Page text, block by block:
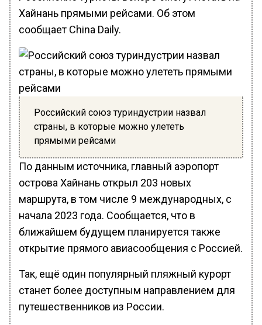
Хайнань прямыми рейсами. Об этом
сообщает China Daily.
Российский союз туриндустрии назвал
страны, в которые можно улететь
прямыми рейсами
По данным источника, главный аэропорт
острова Хайнань открыл 203 новых
маршрута, в том числе 9 международных, с
начала 2023 года. Сообщается, что в
ближайшем будущем планируется также
открытие прямого авиасообщения с Россией.
Так, ещё один популярный пляжный курорт
станет более доступным направлением для
путешественников из России.